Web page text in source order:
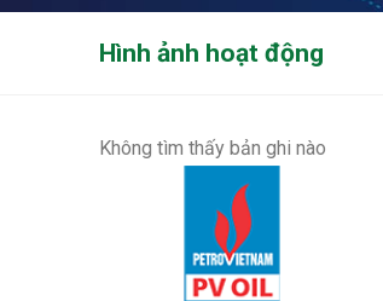
Hình ảnh hoạt động
Không tìm thấy bản ghi nào